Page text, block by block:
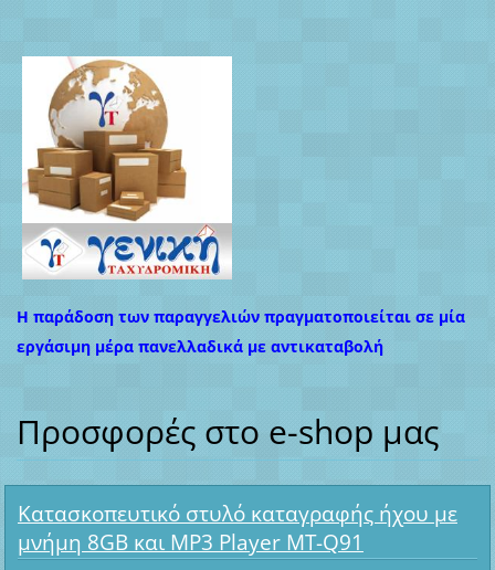
Η παράδοση των παραγγελιών πραγματοποιείται σε μία
εργάσιμη μέρα πανελλαδικά με αντικαταβολή
Προσφορές στο e-shop μας
Κατασκοπευτικό στυλό καταγραφής ήχου με
μνήμη 8GB και MP3 Player MT-Q91